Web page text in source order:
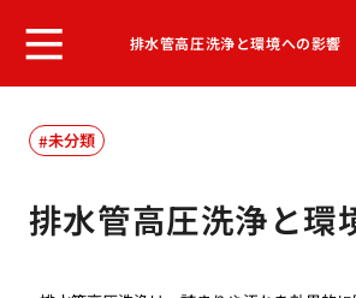
排水管高圧洗浄と環境への影響
未分類
排水管高圧洗浄と環